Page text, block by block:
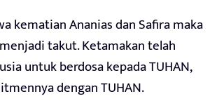
kematian Ananias dan Safira maka
takut. Ketamakan telah
untuk berdosa kepada TUHAN,
dengan TUHAN.